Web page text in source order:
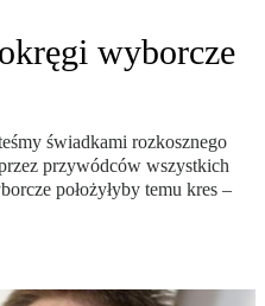
wyborcze
świadkami rozkosznego
przywódców wszystkich
położyłyby temu kres –